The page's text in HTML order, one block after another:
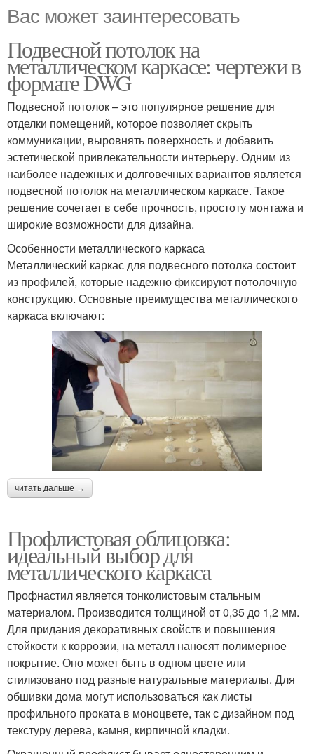
Вас может заинтересовать
Подвесной потолок на
металлическом каркасе: чертежи в
формате DWG
Подвесной потолок – это популярное решение для
отделки помещений, которое позволяет скрыть
коммуникации, выровнять поверхность и добавить
эстетической привлекательности интерьеру. Одним из
наиболее надежных и долговечных вариантов является
подвесной потолок на металлическом каркасе. Такое
решение сочетает в себе прочность, простоту монтажа и
широкие возможности для дизайна.
Особенности металлического каркаса
Металлический каркас для подвесного потолка состоит
из профилей, которые надежно фиксируют потолочную
конструкцию. Основные преимущества металлического
каркаса включают:
читать дальше →
Профлистовая облицовка:
идеальный выбор для
металлического каркаса
Профнастил является тонколистовым стальным
материалом. Производится толщиной от 0,35 до 1,2 мм.
Для придания декоративных свойств и повышения
стойкости к коррозии, на металл наносят полимерное
покрытие. Оно может быть в одном цвете или
стилизовано под разные натуральные материалы. Для
обшивки дома могут использоваться как листы
профильного проката в моноцвете, так с дизайном под
текстуру дерева, камня, кирпичной кладки.